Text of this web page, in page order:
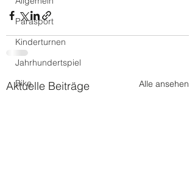
Parasport
Kinderturnen
Jahrhundertspiel
Bike
Aktuelle Beiträge Alle ansehen